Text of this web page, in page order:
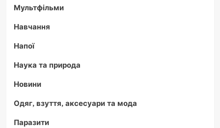
Мультфільми
Навчання
Напої
Наука та природа
Новини
Одяг, взуття, аксесуари та мода
Паразити